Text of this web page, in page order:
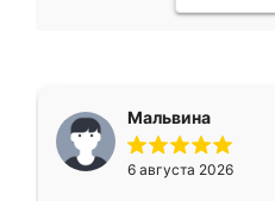
Мальвина
6 августа 2026